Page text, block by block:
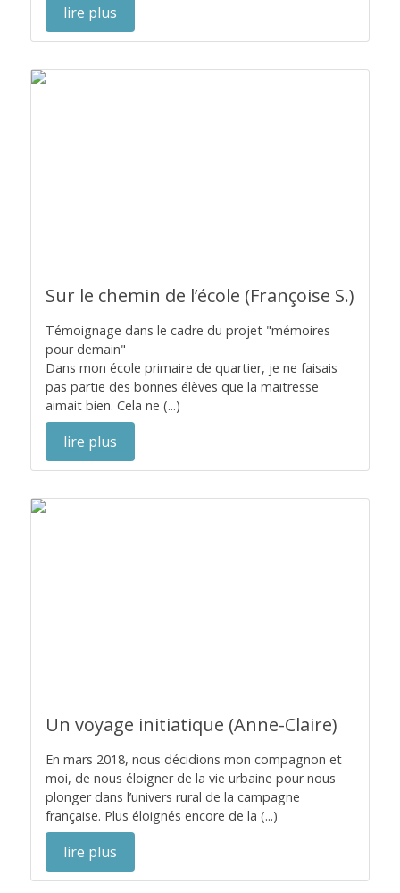
lire plus
Sur le chemin de l’école (Françoise S.)
Témoignage dans le cadre du projet "mémoires
pour demain"
Dans mon école primaire de quartier, je ne faisais
pas partie des bonnes élèves que la maitresse
aimait bien. Cela ne (...)
lire plus
Un voyage initiatique (Anne-Claire)
En mars 2018, nous décidions mon compagnon et
moi, de nous éloigner de la vie urbaine pour nous
plonger dans l’univers rural de la campagne
française. Plus éloignés encore de la (...)
lire plus